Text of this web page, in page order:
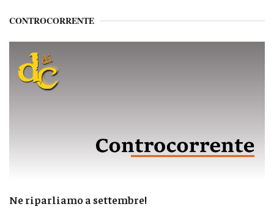
CONTROCORRENTE
Ne riparliamo a settembre!